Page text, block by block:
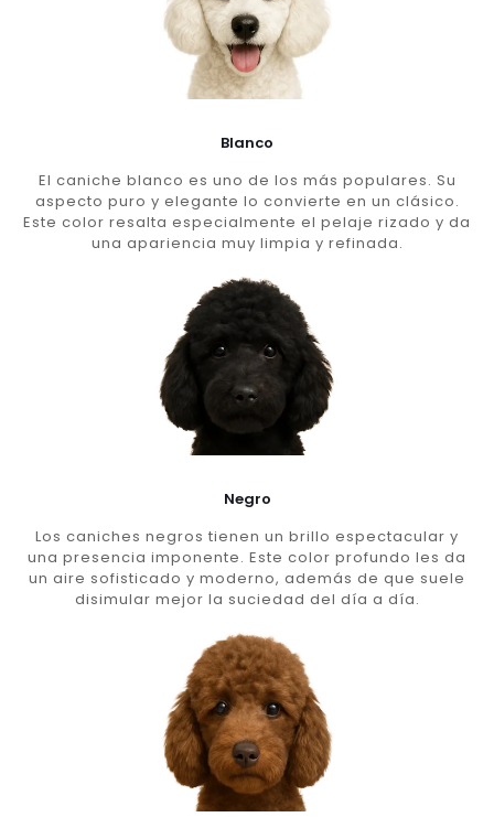
Blanco
El caniche blanco es uno de los más populares. Su
aspecto puro y elegante lo convierte en un clásico.
Este color resalta especialmente el pelaje rizado y da
una apariencia muy limpia y refinada.
Negro
Los caniches negros tienen un brillo espectacular y
una presencia imponente. Este color profundo les da
un aire sofisticado y moderno, además de que suele
disimular mejor la suciedad del día a día.